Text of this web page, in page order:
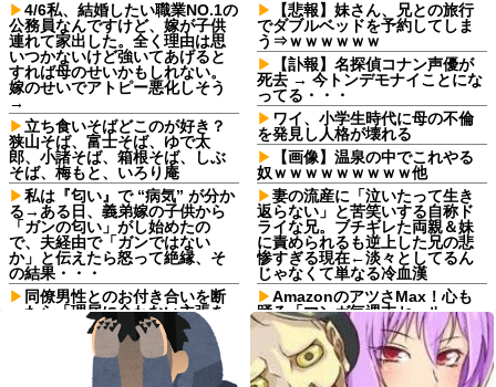
4/6私、結婚したい職業NO.1の
公務員なんですけど、嫁が子供
連れて家出した。全く理由は思
いつかないけど強いてあげると
すれば母のせいかもしれない。
嫁のせいでアトピー悪化しそう
→
立ち食いそばどこのが好き？
狭山そば、富士そば、ゆで太
郎、小諸そば、箱根そば、しぶ
そば、梅もと、いろり庵
私は『匂い』で “病気” が分か
る→ある日、義弟嫁の子供から
「ガンの匂い」がし始めたの
で、夫経由で「ガンではない
か」と伝えたら怒って絶縁、そ
の結果・・・
同僚男性とのお付き合いを断
ったら「理屈に合わない主張を
振りかざす感情的なヒステリー
女」と言いふらされて・・・
死ねだのクソ親父だのうるさ
かった反抗期の娘が托卵だった
【悲報】妹さん、兄との旅行
でダブルベッドを予約してしま
う⇒ｗｗｗｗｗｗ
【訃報】名探偵コナン声優が
死去 → 今トンデモナイことにな
ってる・・・
ワイ、小学生時代に母の不倫
を発見し人格が壊れる
【画像】温泉の中でこれやる
奴ｗｗｗｗｗｗｗｗｗ他
妻の流産に「泣いたって生き
返らない」と苦笑いする自称ド
ライな兄。ブチギレた両親＆妹
に責められるも逆上した兄の悲
惨すぎる現在←淡々としてるん
じゃなくて単なる冷血漢
AmazonのアツさMax！心も
踊る「マンガ毎週末セール
（50%還元）」2日目襲来！
二週間前に拾った迷い猫(2ヶ
月) 上手く撮らせてくれないので
ピンボケですが【再】